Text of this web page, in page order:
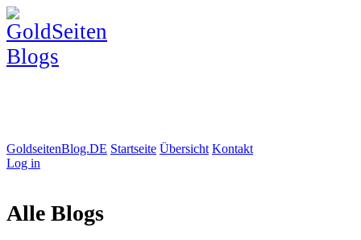
GoldseitenBlog.DE Startseite Übersicht Kontakt
Log in
Alle Blogs